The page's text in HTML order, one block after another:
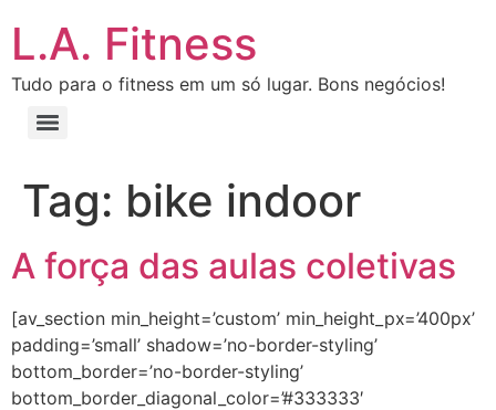
L.A. Fitness
Tudo para o fitness em um só lugar. Bons negócios!
Tag: bike indoor
A força das aulas coletivas
[av_section min_height=’custom’ min_height_px=’400px’
padding=’small’ shadow=’no-border-styling’
bottom_border=’no-border-styling’
bottom_border_diagonal_color=’#333333′